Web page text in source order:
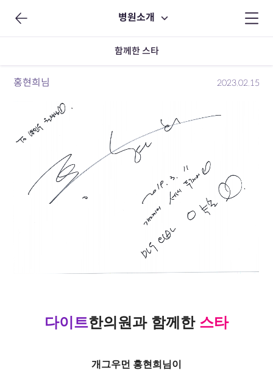
병원소개
함께한 스타
홍현희님 2023.02.15
다이트한의원과 함께한 스타
개그우먼 홍현희님이